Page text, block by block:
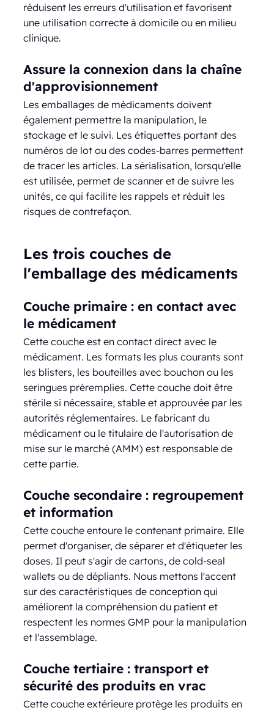
réduisent les erreurs d'utilisation et favorisent
une utilisation correcte à domicile ou en milieu
clinique.
Assure la connexion dans la chaîne
d'approvisionnement
Les emballages de médicaments doivent
également permettre la manipulation, le
stockage et le suivi. Les étiquettes portant des
numéros de lot ou des codes-barres permettent
de tracer les articles. La sérialisation, lorsqu'elle
est utilisée, permet de scanner et de suivre les
unités, ce qui facilite les rappels et réduit les
risques de contrefaçon.
Les trois couches de
l'emballage des médicaments
Couche primaire : en contact avec
le médicament
Cette couche est en contact direct avec le
médicament. Les formats les plus courants sont
les blisters, les bouteilles avec bouchon ou les
seringues préremplies. Cette couche doit être
stérile si nécessaire, stable et approuvée par les
autorités réglementaires. Le fabricant du
médicament ou le titulaire de l'autorisation de
mise sur le marché (AMM) est responsable de
cette partie.
Couche secondaire : regroupement
et information
Cette couche entoure le contenant primaire. Elle
permet d'organiser, de séparer et d'étiqueter les
doses. Il peut s'agir de cartons, de cold-seal
wallets ou de dépliants. Nous mettons l'accent
sur des caractéristiques de conception qui
améliorent la compréhension du patient et
respectent les normes GMP pour la manipulation
et l'assemblage.
Couche tertiaire : transport et
sécurité des produits en vrac
Cette couche extérieure protège les produits en